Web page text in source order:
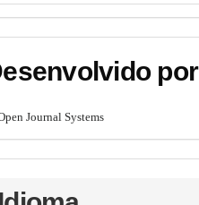
por
Journal Systems